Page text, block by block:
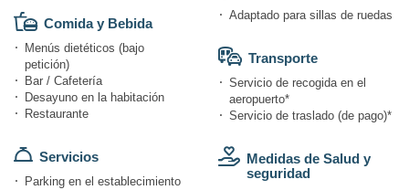
Comida y Bebida
Menús dietéticos (bajo
petición)
Bar / Cafetería
Desayuno en la habitación
Restaurante
Servicios
Parking en el establecimiento
Adaptado para sillas de ruedas
Transporte
Servicio de recogida en el
aeropuerto*
Servicio de traslado (de pago)*
Medidas de Salud y
seguridad